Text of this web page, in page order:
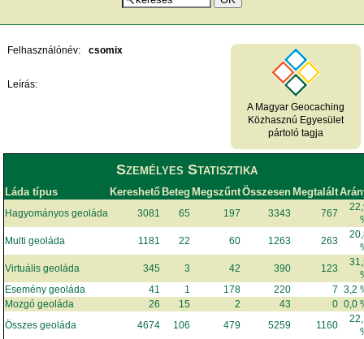
A Magyar Geocaching
Közhasznú Egyesület
pártoló tagja
Felhasználónév: csomix
Leírás:
Személyes Statisztika
Láda típus Kereshető Beteg MegszűntÖsszesen Megtalált
Hagyományos geoláda 3081 65 197 3343 767
Multi geoláda
1181 22 60 1263 263
Virtuális geoláda
345 3 42 390 123
Esemény geoláda
41 1 178 220 7
3,2
Mozgó geoláda
26 15 2 43 0 0,0
Összes geoláda
4674 106 479 5259 1160